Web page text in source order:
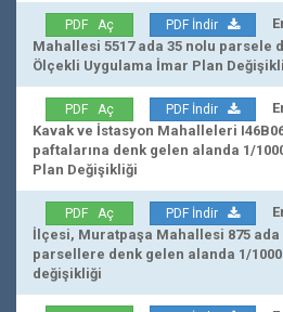
PDF Aç PDF İndir
Mahallesi 5517 ada 35 nolu parsele
Ölçekli Uygulama İmar Plan
PDF Aç PDF İndir
Kavak ve İstasyon Mahalleleri
paftalarına denk gelen alanda 1/
Plan Değişikliği
PDF Aç PDF İndir
İlçesi, Muratpaşa Mahallesi 875 ada
parsellere denk gelen alanda 1/
değişikliği